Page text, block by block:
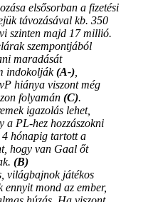
elsősorban a fizetési
távozásával kb. 350
szinten majd 17 millió.
szempontjából
maradását
indokolják(A-)
hiánya viszont még
folyamán (C).
igazolás lehet,
a PL-hez hozzászokni
4 hónapig tartott a
hogy van Gaal őt
(B)
világbajnok játékos
mond az ember,